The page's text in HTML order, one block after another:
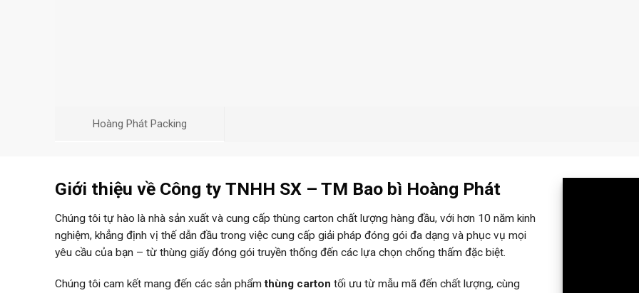
Hoàng Phát Packing
Giới thiệu về Công ty TNHH SX – TM Bao bì Hoàng Phát
Chúng tôi tự hào là nhà sản xuất và cung cấp thùng carton chất lượng hàng đầu, với hơn 10 năm kinh
nghiệm, khẳng định vị thế dẫn đầu trong việc cung cấp giải pháp đóng gói đa dạng và phục vụ mọi
yêu cầu của bạn – từ thùng giấy đóng gói truyền thống đến các lựa chọn chống thấm đặc biệt.
Chúng tôi cam kết mang đến các sản phẩmthùng carton tối ưu từ mẫu mã đến chất lượng, cùng